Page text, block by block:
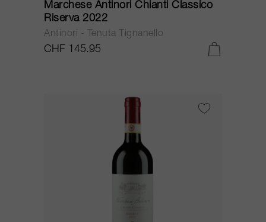
Marchese Antinori Chianti Classico
Riserva 2022
Antinori - Tenuta Tignanello
CHF 145.95